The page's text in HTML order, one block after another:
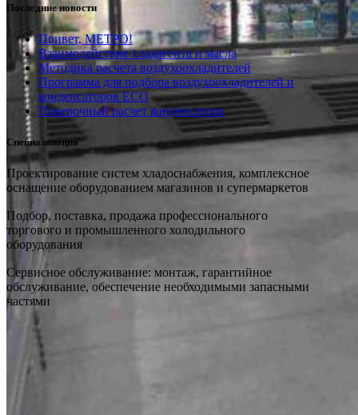
Последние новости
Привет, МЕТРО!
Взаимодействие хладагента и масла
Методика расчета воздухоохладителей
Программа для подбора воздухоохладителей и
конденсаторов ECO
Поверочный расчет конденсатора
Специализация
Проектирование систем хладоснабжения, комплексное
оснащение оборудованием магазинов и супермаркетов
Подбор, поставка, продажа профессионального
торгового и промышленного холодильного
оборудования
Сервисное обслуживание: монтаж, гарантийное
обслуживание, обеспечение необходимыми запасными
частями